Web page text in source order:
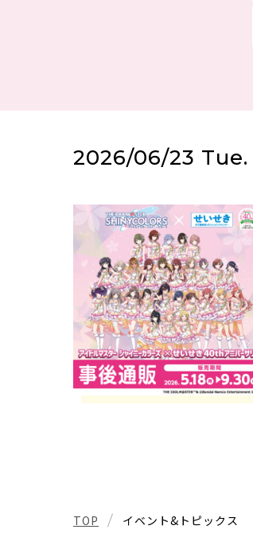
2026/06/23 Tue.
TOP イベント&トピックス